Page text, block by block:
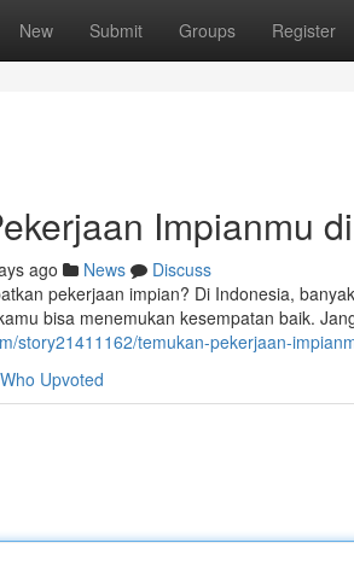
New Submit Groups Register
Impianmu
ago News
Discuss
pekerjaan impian? Di Indonesia,
bisa menemukan kesempatan baik.
story21411162/temukan-pekerjaan-
Who Upvoted